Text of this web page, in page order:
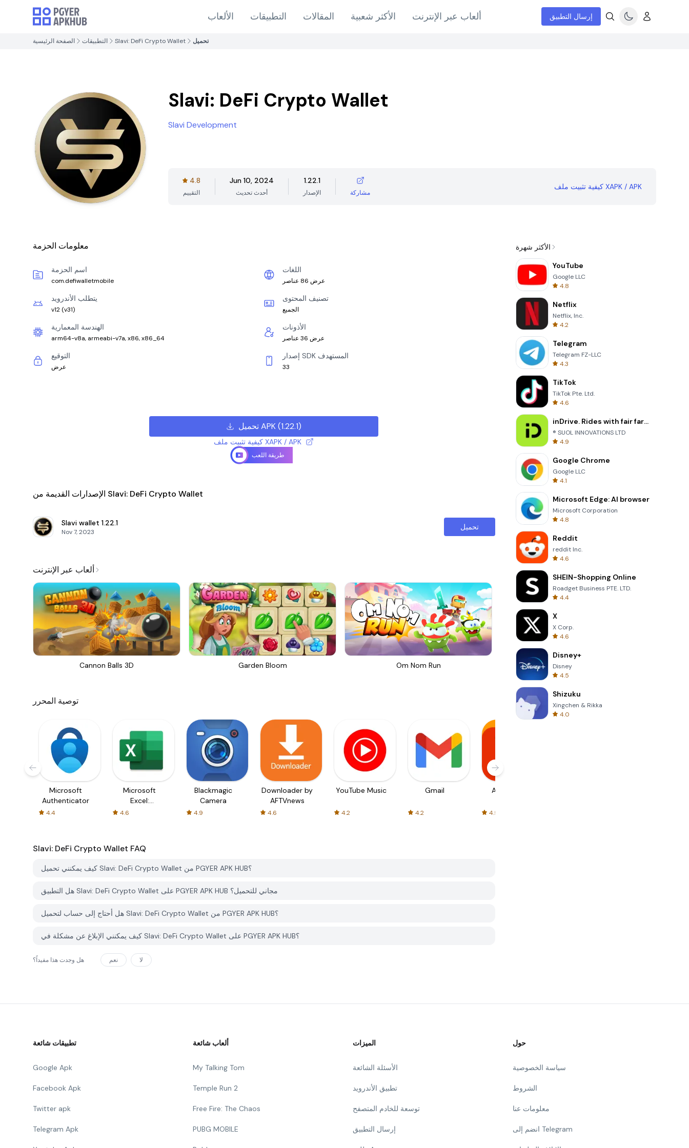
الألعاب التطبيقات المقالات الأكثر شعبية ألعاب عبر الإنترنت إرسال التطبيق
الصفحة الرئيسية التطبيقات Slavi: DeFi Crypto Wallet تحميل
Slavi: DeFi Crypto Wallet
Slavi Development
4.8
التقييم
Jun 10, 2024
أحدث تحديث
1.22.1
الإصدار مشاركة
كيفية تثبيت ملف XAPK / APK
معلومات الحزمة
اسم الحزمة
com.defiwalletmobile
اللغات
عرض 86 عناصر
يتطلب الأندرويد
v12 (v31)
تصنيف المحتوى
الجميع
الهندسة المعمارية
arm64-v8a, armeabi-v7a, x86, x86_64
الأذونات
عرض 36 عناصر
التوقيع
عرض
إصدار SDK المستهدف
33
تحميل APK(1.22.1)
كيفية تثبيت ملف XAPK / APK
طريقة اللعب
الإصدارات القديمة من Slavi: DeFi Crypto Wallet
Slavi wallet 1.22.1
Nov 7, 2023
تحميل
ألعاب عبر الإنترنت
Cannon Balls 3D Garden Bloom Om Nom Run Tower Crash 3D
توصية المحرر
Microsoft
Authenticator
4.4
Microsoft
Excel:
Spreadsheets
4.6
Blackmagic
Camera
4.9
Downloader by
AFTVnews
4.6
YouTube Music
4.2
Gmail
4.2
AliExpress
4.5
Slavi: DeFi Crypto Wallet FAQ
كيف يمكنني تحميل Slavi: DeFi Crypto Wallet من PGYER APK HUB؟
هل التطبيق Slavi: DeFi Crypto Wallet على PGYER APK HUB مجاني للتحميل؟
هل أحتاج إلى حساب لتحميل Slavi: DeFi Crypto Wallet من PGYER APK HUB؟
كيف يمكنني الإبلاغ عن مشكلة في Slavi: DeFi Crypto Wallet على PGYER APK HUB؟
هل وجدت هذا مفيداً؟ نعم لا
الأكثر شهرة
YouTube
Google LLC
4.8
Netflix
Netflix, Inc.
4.2
Telegram
Telegram FZ-LLC
4.3
TikTok
TikTok Pte. Ltd.
4.6
inDrive. Rides with fair fares
® SUOL INNOVATIONS LTD
4.9
Google Chrome
Google LLC
4.1
Microsoft Edge: AI browser
Microsoft Corporation
4.8
Reddit
reddit Inc.
4.6
SHEIN-Shopping Online
Roadget Business PTE. LTD.
4.4
X
X Corp.
4.6
Disney+
Disney
4.5
Shizuku
Xingchen & Rikka
4.0
تطبيقات شائعة
Google Apk
Facebook Apk
Twitter apk
Telegram Apk
ألعاب شائعة
My Talking Tom
Temple Run 2
Free Fire: The Chaos
PUBG MOBILE
الميزات
الأسئلة الشائعة
تطبيق الأندرويد
توسعة للخادم المتصفح
إرسال التطبيق
حول
سياسة الخصوصية
الشروط
معلومات عنا
انضم إلى Telegram